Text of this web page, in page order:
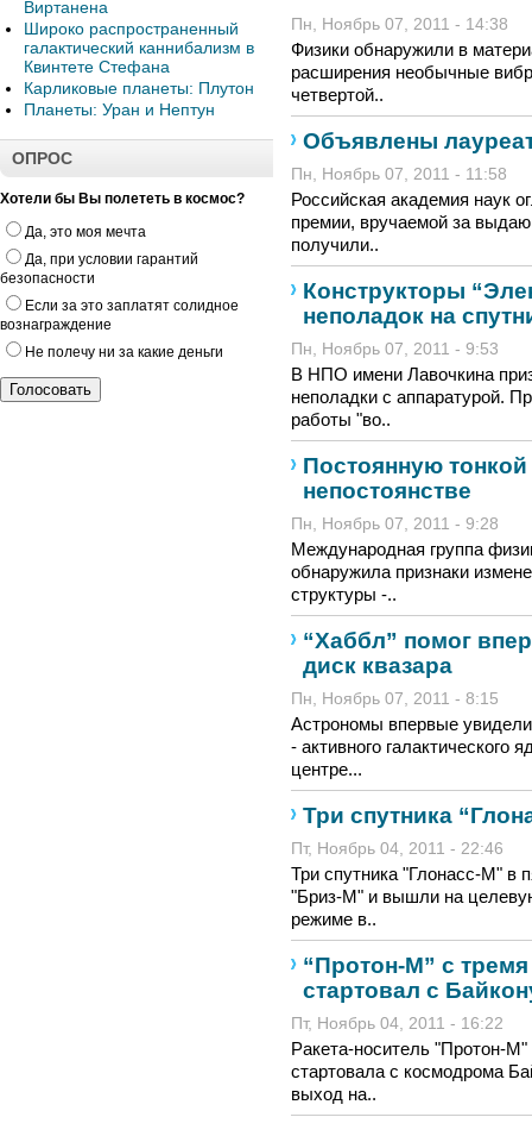
Виртанена
Широко распространенный
галактический каннибализм в
Квинтете Стефана
Карликовые планеты: Плутон
Планеты: Уран и Нептун
ОПРОС
Хотели бы Вы полететь в космос?
Да, это моя мечта
Да, при условии гарантий
безопасности
Если за это заплатят солидное
вознаграждение
Не полечу ни за какие деньги
Пн, Ноябрь 07, 2011 - 14:38
Физики обнаружили в
расширения необычные
четвертой..
Объявлены
Пн, Ноябрь 07, 2011 - 11:58
Российская академия наук
премии, вручаемой за
получили..
Конструкторы
неполадок на
Пн, Ноябрь 07, 2011 - 9:53
В НПО имени Лавочкина
неполадки с аппаратурой.
работы "во..
Постоянную
непостоянстве
Пн, Ноябрь 07, 2011 - 9:28
Международная группа
обнаружила признаки
структуры -..
“Хаббл” помог
диск квазара
Пн, Ноябрь 07, 2011 - 8:15
Астрономы впервые
- активного галактического
центре...
Три спутника
Пт, Ноябрь 04, 2011 - 22:46
Три спутника "Глонасс-М" в
"Бриз-М" и вышли на
режиме в..
“Протон-М” с
стартовал с
Пт, Ноябрь 04, 2011 - 16:22
Ракета-носитель "Протон-
стартовала с космодрома
выход на..